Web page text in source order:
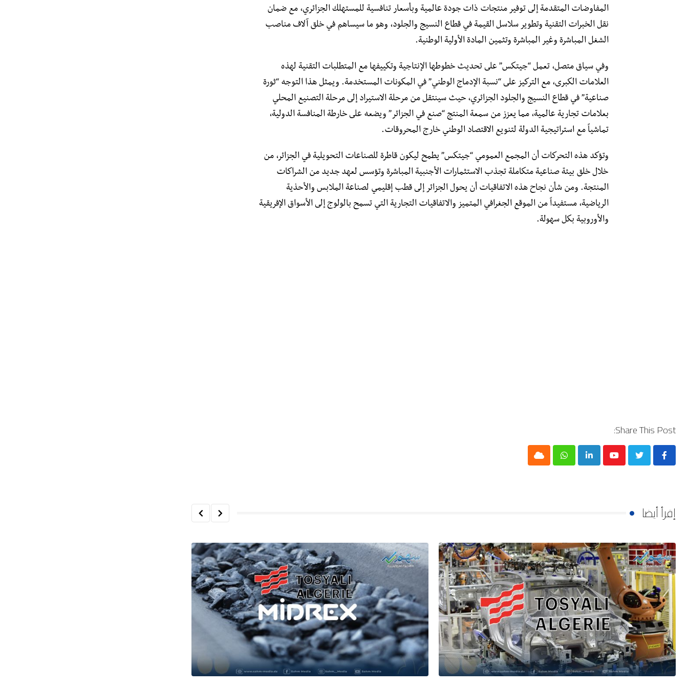
المفاوضات المتقدمة إلى توفير منتجات ذات جودة عالمية وبأسعار تنافسية للمستهلك الجزائري، مع ضمان
نقل الخبرات التقنية وتطوير سلاسل القيمة في قطاع النسيج والجلود، وهو ما سيساهم في خلق آلاف مناصب
الشغل المباشرة وغير المباشرة وتثمين المادة الأولية الوطنية.
​وفي سياق متصل، تعمل “جيتكس” على تحديث خطوطها الإنتاجية وتكييفها مع المتطلبات التقنية لهذه
العلامات الكبرى، مع التركيز على “نسبة الإدماج الوطني” في المكونات المستخدمة. ويمثل هذا التوجه “ثورة
صناعية” في قطاع النسيج والجلود الجزائري، حيث سينتقل من مرحلة الاستيراد إلى مرحلة التصنيع المحلي
بعلامات تجارية عالمية، مما يعزز من سمعة المنتج “صنع في الجزائر” ويضعه على خارطة المنافسة الدولية،
تماشياً مع استراتيجية الدولة لتنويع الاقتصاد الوطني خارج المحروقات.
​وتؤكد هذه التحركات أن المجمع العمومي “جيتكس” يطمح ليكون قاطرة للصناعات التحويلية في الجزائر، من
خلال خلق بيئة صناعية متكاملة تجذب الاستثمارات الأجنبية المباشرة وتؤسس لعهد جديد من الشراكات
المنتجة. ومن شأن نجاح هذه الاتفاقيات أن يحول الجزائر إلى قطب إقليمي لصناعة الملابس والأحذية
الرياضية، مستفيداً من الموقع الجغرافي المتميز والاتفاقيات التجارية التي تسمح بالولوج إلى الأسواق الإفريقية
والأوروبية بكل سهولة.
Share This Post:
Youtube
LinkedIn
Whatsapp
Cloud
إقرأ أيضا